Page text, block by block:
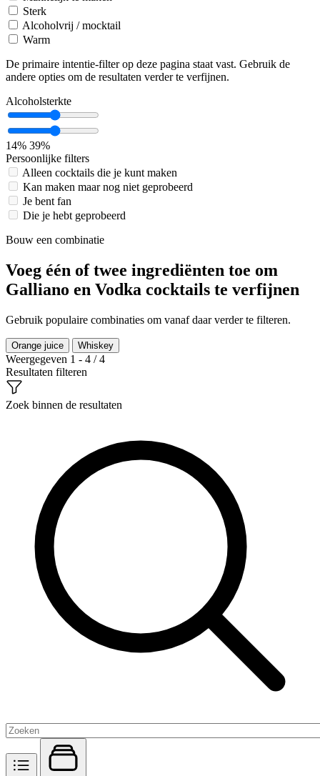
Sterk
Alcoholvrij / mocktail
Warm
De primaire intentie-filter op deze pagina staat vast. Gebruik de
andere opties om de resultaten verder te verfijnen.
Alcoholsterkte
14% 39%
Persoonlijke filters
Alleen cocktails die je kunt maken
Kan maken maar nog niet geprobeerd
Je bent fan
Die je hebt geprobeerd
Bouw een combinatie
Voeg één of twee ingrediënten toe om
Galliano en Vodka cocktails te verfijnen
Gebruik populaire combinaties om vanaf daar verder te filteren.
Orange juice Whiskey
Weergegeven 1 - 4 / 4
Resultaten filteren
Zoek binnen de resultaten